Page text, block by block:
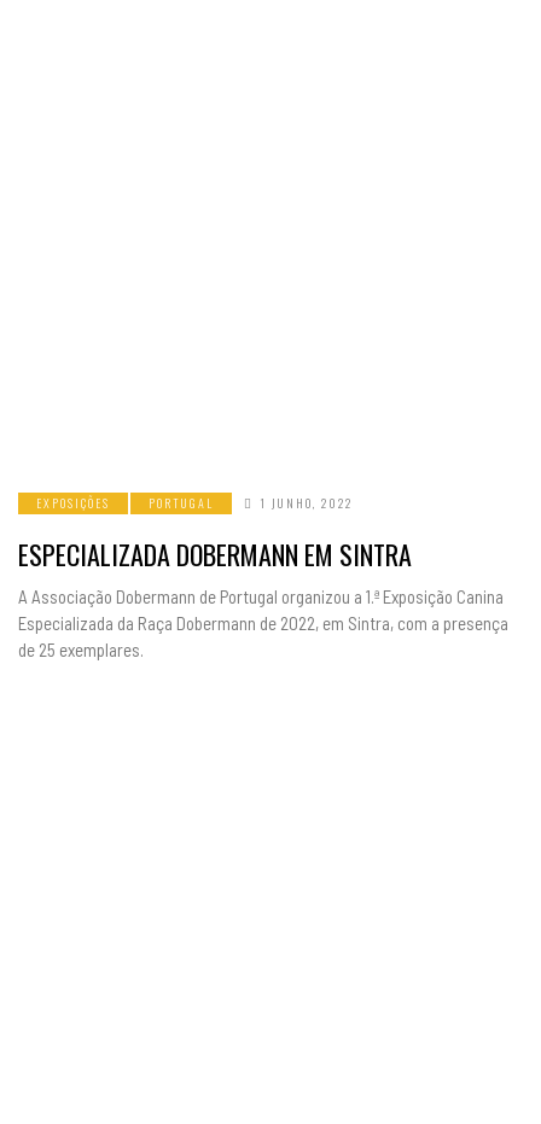
EXPOSIÇÕES PORTUGAL 1 JUNHO, 2022
ESPECIALIZADA DOBERMANN EM SINTRA
A Associação Dobermann de Portugal organizou a 1.ª Exposição Canina
Especializada da Raça Dobermann de 2022, em Sintra, com a presença
de 25 exemplares.